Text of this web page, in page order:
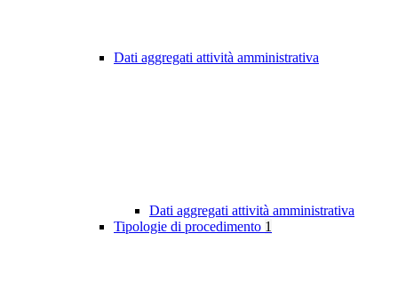
Dati aggregati attività amministrativa
Dati aggregati attività amministrativa
Tipologie di procedimento 1